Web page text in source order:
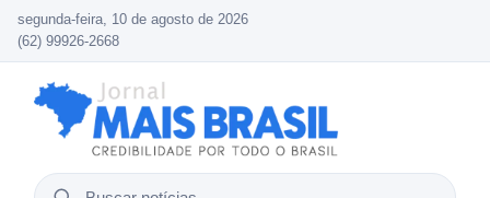
segunda-feira, 10 de agosto de 2026
(62) 99926-2668